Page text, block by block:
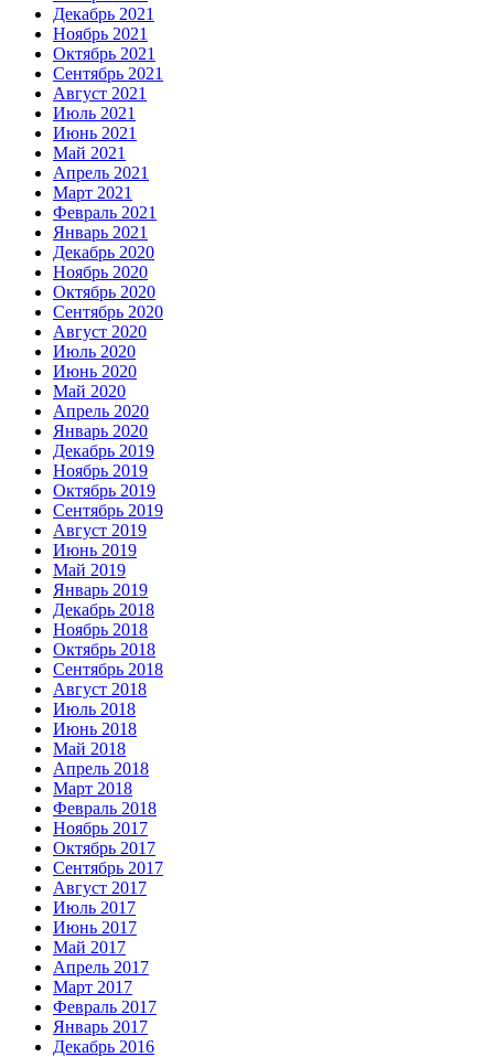
Декабрь 2021
Ноябрь 2021
Октябрь 2021
Сентябрь 2021
Август 2021
Июль 2021
Июнь 2021
Май 2021
Апрель 2021
Март 2021
Февраль 2021
Январь 2021
Декабрь 2020
Ноябрь 2020
Октябрь 2020
Сентябрь 2020
Август 2020
Июль 2020
Июнь 2020
Май 2020
Апрель 2020
Январь 2020
Декабрь 2019
Ноябрь 2019
Октябрь 2019
Сентябрь 2019
Август 2019
Июнь 2019
Май 2019
Январь 2019
Декабрь 2018
Ноябрь 2018
Октябрь 2018
Сентябрь 2018
Август 2018
Июль 2018
Июнь 2018
Май 2018
Апрель 2018
Март 2018
Февраль 2018
Ноябрь 2017
Октябрь 2017
Сентябрь 2017
Август 2017
Июль 2017
Июнь 2017
Май 2017
Апрель 2017
Март 2017
Февраль 2017
Январь 2017
Декабрь 2016